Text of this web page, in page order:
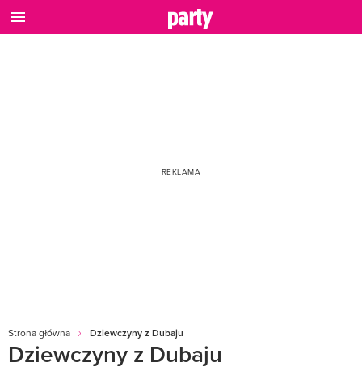
Strona główna Dziewczyny z Dubaju
Dziewczyny z Dubaju